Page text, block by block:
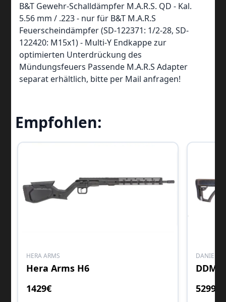
B&T Gewehr-Schalldämpfer M.A.R.S. QD - Kal.
5.56 mm / .223 - nur für B&T M.A.R.S
Feuerscheindämpfer (SD-122371: 1/2-28, SD-
122420: M15x1) - Multi-Y Endkappe zur
optimierten Unterdrückung des
Mündungsfeuers Passende M.A.R.S Adapter
separat erhältlich, bitte per Mail anfragen!
Empfohlen:
HERA ARMS
Hera Arms H6
1429€
DANIEL
5299